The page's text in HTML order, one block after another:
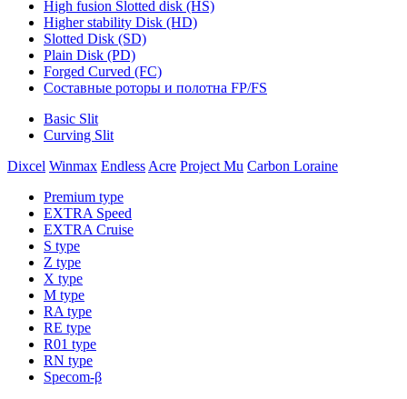
High fusion Slotted disk (HS)
Higher stability Disk (HD)
Slotted Disk (SD)
Plain Disk (PD)
Forged Curved (FC)
Составные роторы и полотна FP/FS
Basic Slit
Curving Slit
Dixcel Winmax Endless Acre Project Mu Carbon Loraine
Premium type
EXTRA Speed
EXTRA Cruise
S type
Z type
X type
M type
RA type
RE type
R01 type
RN type
Specom-β